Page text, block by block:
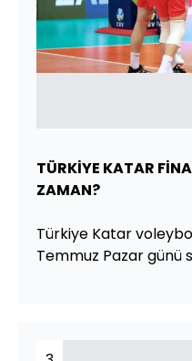
TÜRKİYE KATAR
ZAMAN?
Türkiye Katar
Temmuz Pazar günü